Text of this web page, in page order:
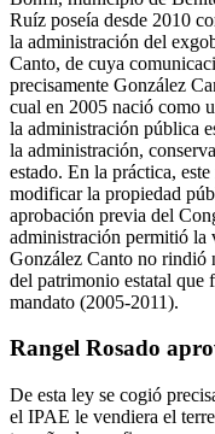
Ruíz poseía desde 2010
la administración del
Canto, de cuya
precisamente González
cual en 2005 nació como
la administración pública
la administración,
estado. En la práctica,
modificar la propiedad
aprobación previa del
administración permitió la
González Canto no rindió
del patrimonio estatal que
mandato (2005-2011).
Rangel Rosado
De esta ley se cogió
el IPAE le vendiera el